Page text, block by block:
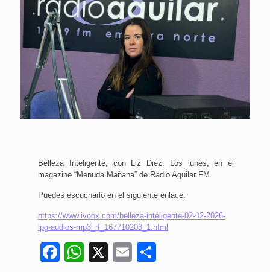
Belleza Inteligente, con Liz Diez. Los lunes, en el
magazine “Menuda Mañana” de Radio Aguilar FM.
Puedes escucharlo en el siguiente enlace:
https://www.ivoox.com/belleza-inteligente-02-02-2026-
lpg-audios-mp3_rf_167710203_1.html
Facebook
WhatsApp
X Email